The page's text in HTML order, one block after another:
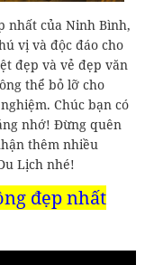
nhất của Ninh Bình,
vị và độc đáo cho
đẹp và vẻ đẹp văn
thể bỏ lỡ cho
Chúc bạn có
nhớ! Đừng quên
thêm nhiều
Lịch nhé!
đẹp nhất